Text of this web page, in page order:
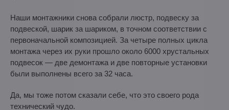
Наши монтажники снова собрали люстр, подвеску за
подвеской, шарик за шариком, в точном соответствии с
первоначальной композицией. За четыре полных цикла
монтажа через их руки прошло около 6000 хрустальных
подвесок — две демонтажа и две повторные установки
были выполнены всего за 32 часа.
Да, мы тоже потом сказали себе, что это своего рода
технический чудо.